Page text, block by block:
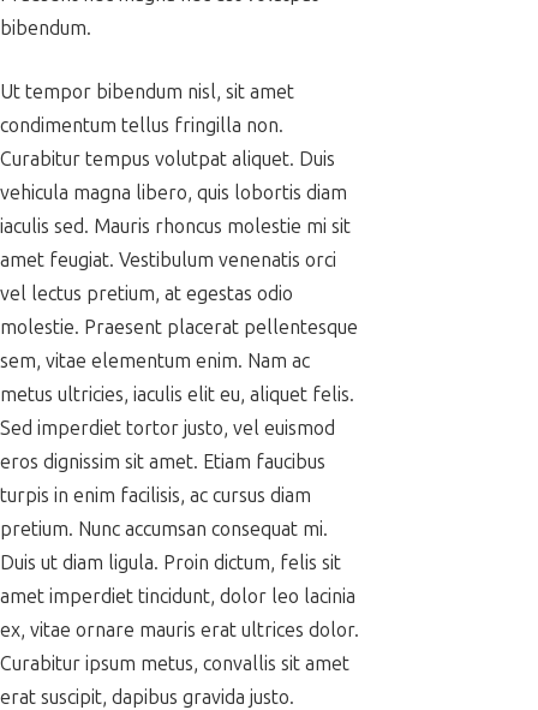
bibendum.
Ut tempor bibendum nisl, sit amet
condimentum tellus fringilla non.
Curabitur tempus volutpat aliquet. Duis
vehicula magna libero, quis lobortis diam
iaculis sed. Mauris rhoncus molestie mi sit
amet feugiat. Vestibulum venenatis orci
vel lectus pretium, at egestas odio
molestie. Praesent placerat pellentesque
sem, vitae elementum enim. Nam ac
metus ultricies, iaculis elit eu, aliquet felis.
Sed imperdiet tortor justo, vel euismod
eros dignissim sit amet. Etiam faucibus
turpis in enim facilisis, ac cursus diam
pretium. Nunc accumsan consequat mi.
Duis ut diam ligula. Proin dictum, felis sit
amet imperdiet tincidunt, dolor leo lacinia
ex, vitae ornare mauris erat ultrices dolor.
Curabitur ipsum metus, convallis sit amet
erat suscipit, dapibus gravida justo.